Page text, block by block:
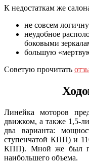
К недостаткам же
не совсем
неудобное
боковыми
большую
Советую прочитать
Линейка моторов
движком, а также 1,5-
два варианта:
ступенчатой КПП) и
КПП). Мной же был
наибольшего объема.